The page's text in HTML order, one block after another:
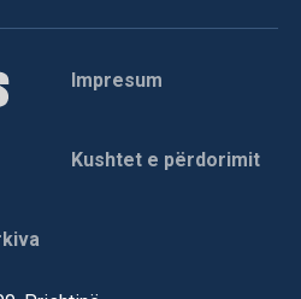
Impresum
Kushtet e përdorimit